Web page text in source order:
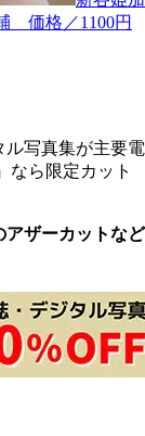
価格／1100円
写真集が主要電
ら限定カット
アザーカットなど